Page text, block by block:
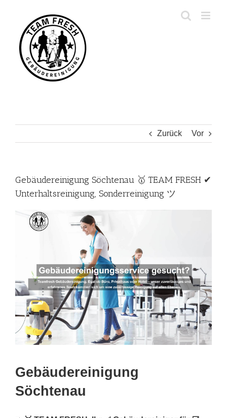
springen
Zurück Vor
Gebäudereinigung Söchtenau 🥇 TEAM FRESH ✔
Unterhaltsreinigung, Sonderreinigung ツ
Gebäudereinigung
Söchtenau